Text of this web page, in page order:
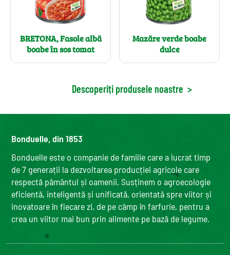
BRETONA, Fasole albă
boabe în sos tomat
Mazăre verde boabe
dulce
Descoperiți produsele noastre >
Bonduelle, din 1853
Bonduelle este o companie de familie care a lucrat timp
de 7 generații la dezvoltarea producției agricole care
respectă pământul și oamenii. Susținem o agroecologie
eficientă, inteligentă și unificată, orientată spre viitor și
inovatoare în fiecare zi, de pe câmp în farfurie, pentru a
crea un viitor mai bun prin alimente pe bază de legume.